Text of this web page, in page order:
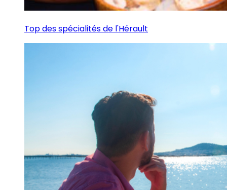
Top des spécialités de l'Hérault